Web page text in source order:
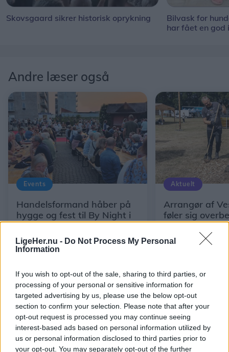
LigeHer.nu - Do Not Process My Personal
Information
If you wish to opt-out of the sale, sharing to third parties, or
processing of your personal or sensitive information for
targeted advertising by us, please use the below opt-out
section to confirm your selection. Please note that after your
opt-out request is processed you may continue seeing
interest-based ads based on personal information utilized by
us or personal information disclosed to third parties prior to
your opt-out. You may separately opt-out of the further
Skovsgaard sikrer historisk oprykning
Bilvask for
har fået en god
Andre læser også
Events
Handelsformand håber på
hygge og fest til By Night i
Aabybro
Aktuelt
Arrangør af
føler sig